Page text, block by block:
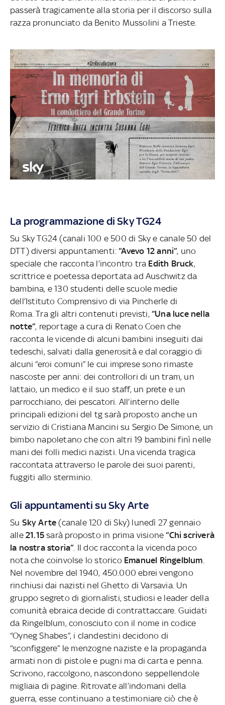
passerà tragicamente alla storia per il discorso sulla
razza pronunciato da Benito Mussolini a Trieste.
La programmazione di Sky TG24
Su Sky TG24 (canali 100 e 500 di Sky e canale 50 del
DTT) diversi appuntamenti:“Avevo 12 anni”, uno
speciale che racconta l’incontro tra Edith Bruck,
scrittrice e poetessa deportata ad Auschwitz da
bambina, e 130 studenti delle scuole medie
dell’Istituto Comprensivo di via Pincherle di
Roma. Tra gli altri contenuti previsti, “Una luce nella
notte”, reportage a cura di Renato Coen che
racconta le vicende di alcuni bambini inseguiti dai
tedeschi, salvati dalla generosità e dal coraggio di
alcuni “eroi comuni” le cui imprese sono rimaste
nascoste per anni: dei controllori di un tram, un
lattaio, un medico e il suo staff, un prete e un
parrocchiano, dei pescatori. All’interno delle
principali edizioni del tg sarà proposto anche un
servizio di Cristiana Mancini su Sergio De Simone, un
bimbo napoletano che con altri 19 bambini finì nelle
mani dei folli medici nazisti. Una vicenda tragica
raccontata attraverso le parole dei suoi parenti,
fuggiti allo sterminio.
Gli appuntamenti su Sky Arte
Su Sky Arte(canale 120 di Sky) lunedì 27 gennaio
alle 21.15sarà proposto in prima visione “Chi scriverà
la nostra storia” . Il doc racconta la vicenda poco
nota che coinvolse lo storico Emanuel Ringelblum
Nel novembre del 1940, 450.000 ebrei vengono
rinchiusi dai nazisti nel Ghetto di Varsavia. Un
gruppo segreto di giornalisti, studiosi e leader della
comunità ebraica decide di contrattaccare. Guidati
da Ringelblum, conosciuto con il nome in codice
“Oyneg Shabes”, i clandestini decidono di
“sconfiggere” le menzogne naziste e la propaganda
armati non di pistole e pugni ma di carta e penna.
Scrivono, raccolgono, nascondono seppellendole
migliaia di pagine. Ritrovate all’indomani della
guerra, esse continuano a testimoniare ciò che è